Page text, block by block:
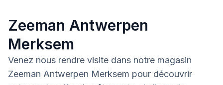
Zeeman Antwerpen
Merksem
Venez nous rendre visite dans notre magasin
Zeeman Antwerpen Merksem pour découvrir